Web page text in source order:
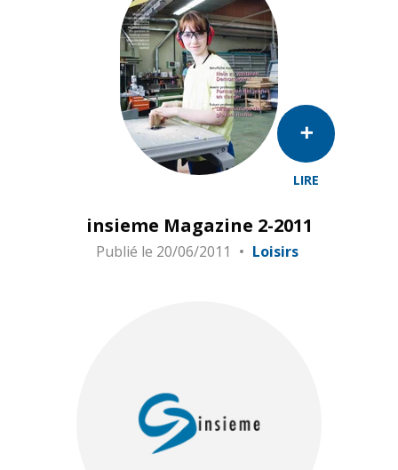
LIRE
insieme Magazine 2-2011
Publié le 20/06/2011 Loisirs